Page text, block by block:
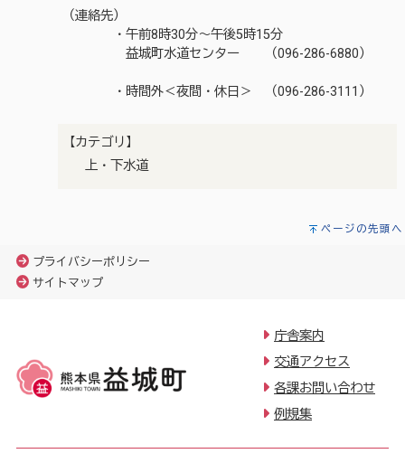
（連絡先）
・午前8時30分～午後5時15分
益城町水道センター （096-286-6880）
・時間外＜夜間・休日＞ （096-286-3111）
【カテゴリ】
上・下水道
ページの先頭へ
プライバシーポリシー
サイトマップ
庁舎案内
交通アクセス
各課お問い合わせ
例規集